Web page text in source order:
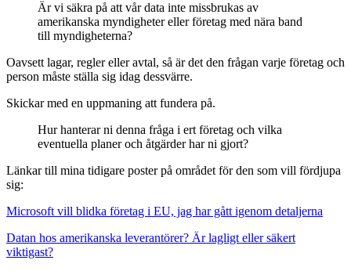
Är vi säkra på att vår data inte missbrukas av
amerikanska myndigheter eller företag med nära band
till myndigheterna?
Oavsett lagar, regler eller avtal, så är det den frågan varje företag och
person måste ställa sig idag dessvärre.
Skickar med en uppmaning att fundera på.
Hur hanterar ni denna fråga i ert företag och vilka
eventuella planer och åtgärder har ni gjort?
Länkar till mina tidigare poster på området för den som vill fördjupa
sig:
Microsoft vill blidka företag i EU, jag har gått igenom detaljerna
Datan hos amerikanska leverantörer? Är lagligt eller säkert
viktigast?